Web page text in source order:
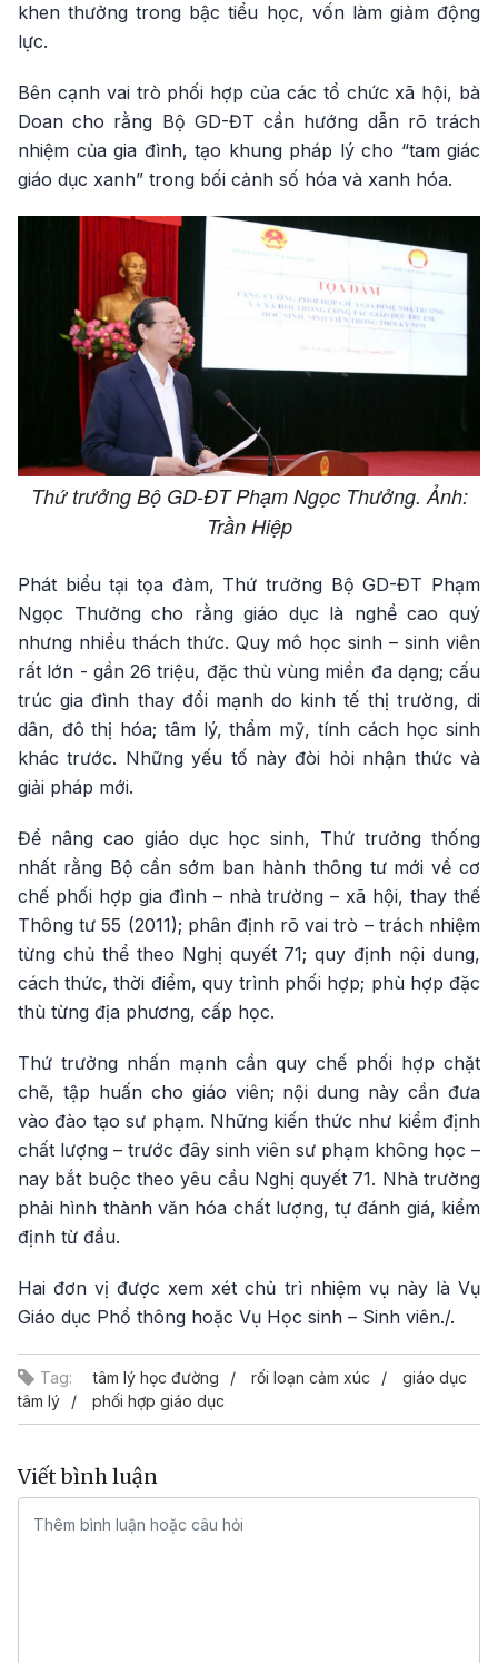
khen thưởng trong bậc tiểu học, vốn làm giảm động
lực.
Bên cạnh vai trò phối hợp của các tổ chức xã hội, bà
Doan cho rằng Bộ GD-ĐT cần hướng dẫn rõ trách
nhiệm của gia đình, tạo khung pháp lý cho “tam giác
giáo dục xanh” trong bối cảnh số hóa và xanh hóa.
Thứ trưởng Bộ GD-ĐT Phạm Ngọc Thưởng. Ảnh:
Trần Hiệp
Phát biểu tại tọa đàm, Thứ trưởng Bộ GD-ĐT Phạm
Ngọc Thưởng cho rằng giáo dục là nghề cao quý
nhưng nhiều thách thức. Quy mô học sinh – sinh viên
rất lớn - gần 26 triệu, đặc thù vùng miền đa dạng; cấu
trúc gia đình thay đổi mạnh do kinh tế thị trường, di
dân, đô thị hóa; tâm lý, thẩm mỹ, tính cách học sinh
khác trước. Những yếu tố này đòi hỏi nhận thức và
giải pháp mới.
Để nâng cao giáo dục học sinh, Thứ trưởng thống
nhất rằng Bộ cần sớm ban hành thông tư mới về cơ
chế phối hợp gia đình – nhà trường – xã hội, thay thế
Thông tư 55 (2011); phân định rõ vai trò – trách nhiệm
từng chủ thể theo Nghị quyết 71; quy định nội dung,
cách thức, thời điểm, quy trình phối hợp; phù hợp đặc
thù từng địa phương, cấp học.
Thứ trưởng nhấn mạnh cần quy chế phối hợp chặt
chẽ, tập huấn cho giáo viên; nội dung này cần đưa
vào đào tạo sư phạm. Những kiến thức như kiểm định
chất lượng – trước đây sinh viên sư phạm không học –
nay bắt buộc theo yêu cầu Nghị quyết 71. Nhà trường
phải hình thành văn hóa chất lượng, tự đánh giá, kiểm
định từ đầu.
Hai đơn vị được xem xét chủ trì nhiệm vụ này là Vụ
Giáo dục Phổ thông hoặc Vụ Học sinh – Sinh viên./.
Tag: tâm lý học đường rối loạn cảm xúc
giáo dục
tâm lý
phối hợp giáo dục
Viết bình luận